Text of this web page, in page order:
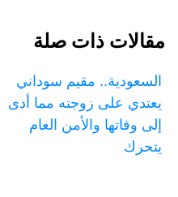
مقالات ذات صلة
السعودية.. مقيم سوداني
يعتدي على زوجته مما أدى
إلى وفاتها والأمن العام
يتحرك